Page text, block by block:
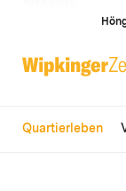
Quartierleben